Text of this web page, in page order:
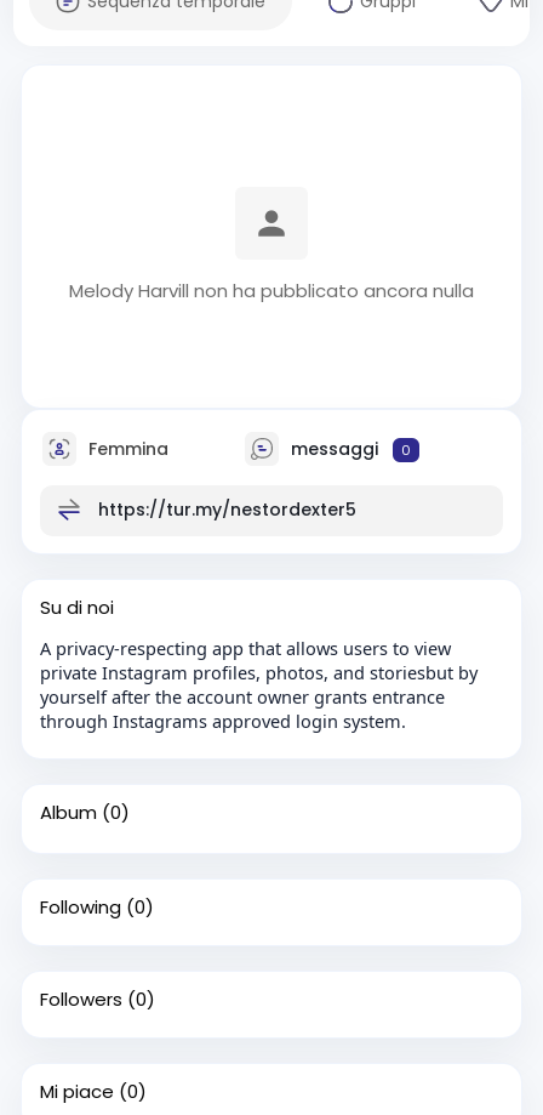
Melody Harvill non ha pubblicato ancora nulla
Femmina messaggi 0
https://tur.my/nestordexter5
Su di noi
A privacy-respecting app that allows users to view
private Instagram profiles, photos, and storiesbut by
yourself after the account owner grants entrance
through Instagrams approved login system.
Album (0)
Following (0)
Followers (0)
Mi piace (0)